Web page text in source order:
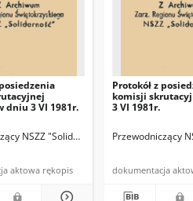
dniu 3 VI 1981r.
NSZZ "Solidarność" przy GS Bodzentyn
dokumentacja aktowa rękopis
Protokół z
komisji
3 VI 1981r.
Przewodniczący